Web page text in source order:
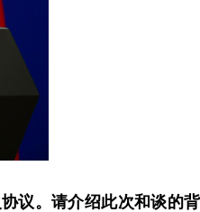
议。请介绍此次和谈的